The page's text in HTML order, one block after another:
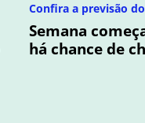
Confira a previsão
Semana
há chance de